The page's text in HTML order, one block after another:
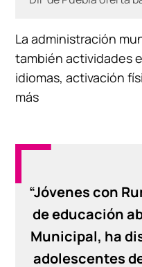
La administración
también actividades
idiomas, activación
más
“Jóvenes con
de educación
Municipal, ha
adolescentes